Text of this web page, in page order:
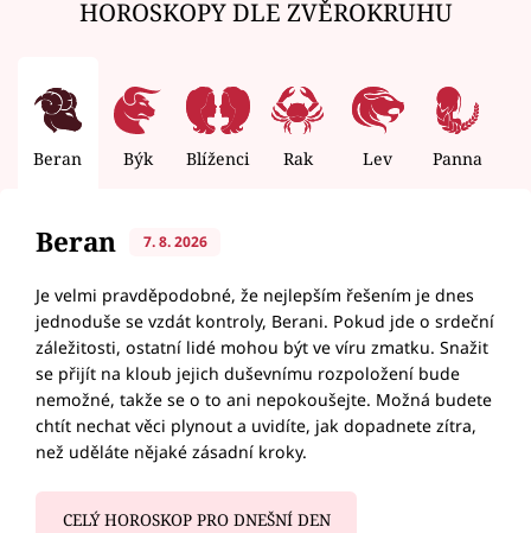
HOROSKOPY DLE ZVĚROKRUHU
Beran Býk Blíženci Rak Lev Panna
Beran 7. 8. 2026
Je velmi pravděpodobné, že nejlepším řešením je dnes
jednoduše se vzdát kontroly, Berani. Pokud jde o srdeční
záležitosti, ostatní lidé mohou být ve víru zmatku. Snažit
se přijít na kloub jejich duševnímu rozpoložení bude
nemožné, takže se o to ani nepokoušejte. Možná budete
chtít nechat věci plynout a uvidíte, jak dopadnete zítra,
než uděláte nějaké zásadní kroky.
CELÝ HOROSKOP PRO DNEŠNÍ DEN